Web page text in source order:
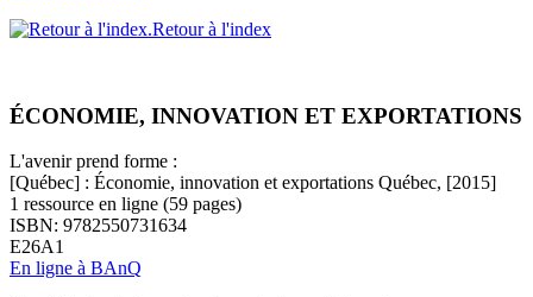
Retour à l'index
ÉCONOMIE, INNOVATION ET EXPORTATIONS
L'avenir prend forme :
[Québec] : Économie, innovation et exportations Québec, [2015]
1 ressource en ligne (59 pages)
ISBN: 9782550731634
E26A1
En ligne à BAnQ